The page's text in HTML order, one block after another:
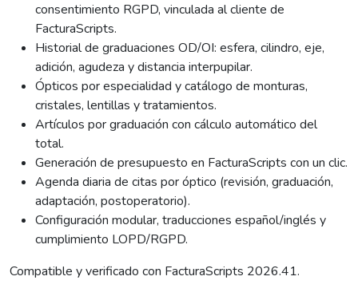
consentimiento RGPD, vinculada al cliente de
FacturaScripts.
Historial de graduaciones OD/OI: esfera, cilindro, eje,
adición, agudeza y distancia interpupilar.
Ópticos por especialidad y catálogo de monturas,
cristales, lentillas y tratamientos.
Artículos por graduación con cálculo automático del
total.
Generación de presupuesto en FacturaScripts con un clic.
Agenda diaria de citas por óptico (revisión, graduación,
adaptación, postoperatorio).
Configuración modular, traducciones español/inglés y
cumplimiento LOPD/RGPD.
Compatible y verificado con FacturaScripts 2026.41.